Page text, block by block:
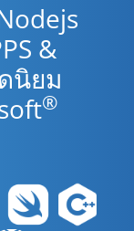
&
นิยม
®